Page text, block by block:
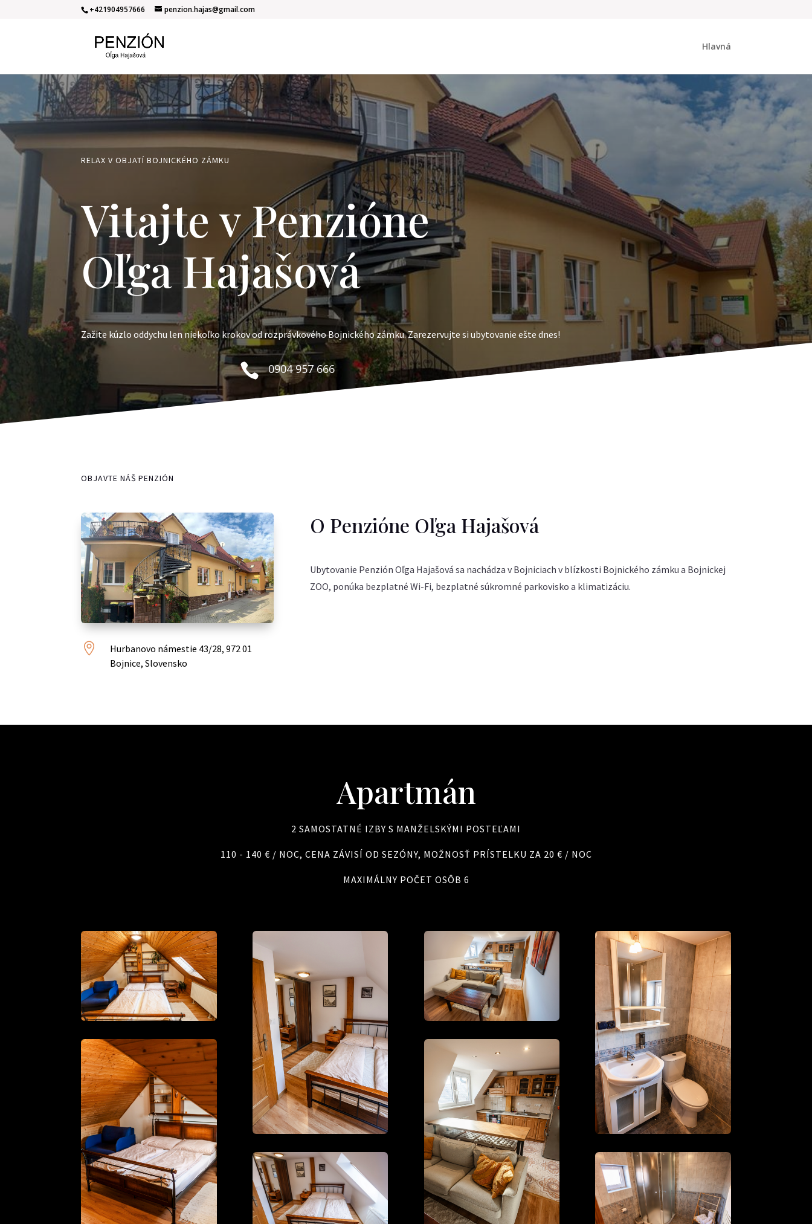
+421904957666 penzion.hajas@gmail.com
Hlavná
RELAX V OBJATÍ BOJNICKÉHO ZÁMKU
Vitajte v Penzióne
Oľga Hajašová
Zažite kúzlo oddychu len niekoľko krokov od rozprávkového Bojnického zámku. Zarezervujte si ubytovanie ešte dnes!
 0904 957 666
OBJAVTE NÁŠ PENZIÓN

Hurbanovo námestie 43/28, 972 01
Bojnice, Slovensko
O Penzióne Oľga Hajašová
Ubytovanie Penzión Oľga Hajašová sa nachádza v Bojniciach v blízkosti Bojnického zámku a Bojnickej
ZOO, ponúka bezplatné Wi-Fi, bezplatné súkromné parkovisko a klimatizáciu.
Apartmán
2 SAMOSTATNÉ IZBY S MANŽELSKÝMI POSTEĽAMI
110 - 140 € / NOC, CENA ZÁVISÍ OD SEZÓNY, MOŽNOSŤ PRÍSTELKU ZA 20 € / NOC
MAXIMÁLNY POČET OSÔB 6